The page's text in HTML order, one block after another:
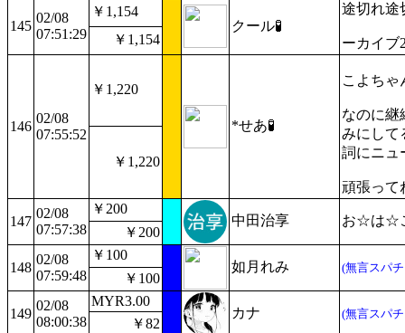
145
02/08
07:51:29
￥1,154
クール🧪
途切れ途
ーカイブ
￥1,154
146
02/08
07:55:52
￥1,220
*せあ🧪
こよちゃ
なのに継
みにして
詞にニュ
頑張って
￥1,220
147
02/08
07:57:38
￥200
中田治享 お☆は☆
￥200
148
02/08
07:59:48
￥100
如月れみ (無言スパ
￥100
149
02/08
08:00:38
MYR3.00
カナ (無言スパ
￥82